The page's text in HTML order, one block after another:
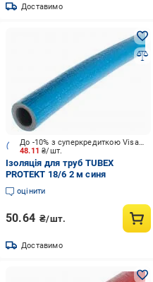
Доставимо
48.11₴/шт.
До -10% з суперкредиткою Visa Вигода
Ізоляція для труб TUBEX
PROTEKT 18/6 2 м синя
оцінити
50.64 ₴/шт.
Доставимо